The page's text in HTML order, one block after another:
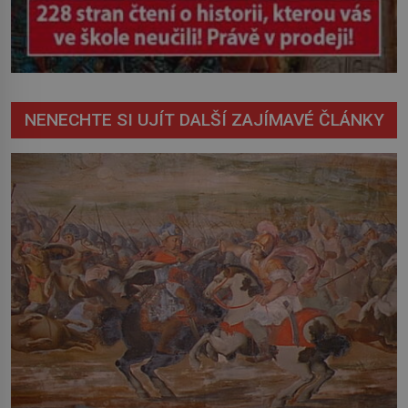
NENECHTE SI UJÍT DALŠÍ ZAJÍMAVÉ ČLÁNKY